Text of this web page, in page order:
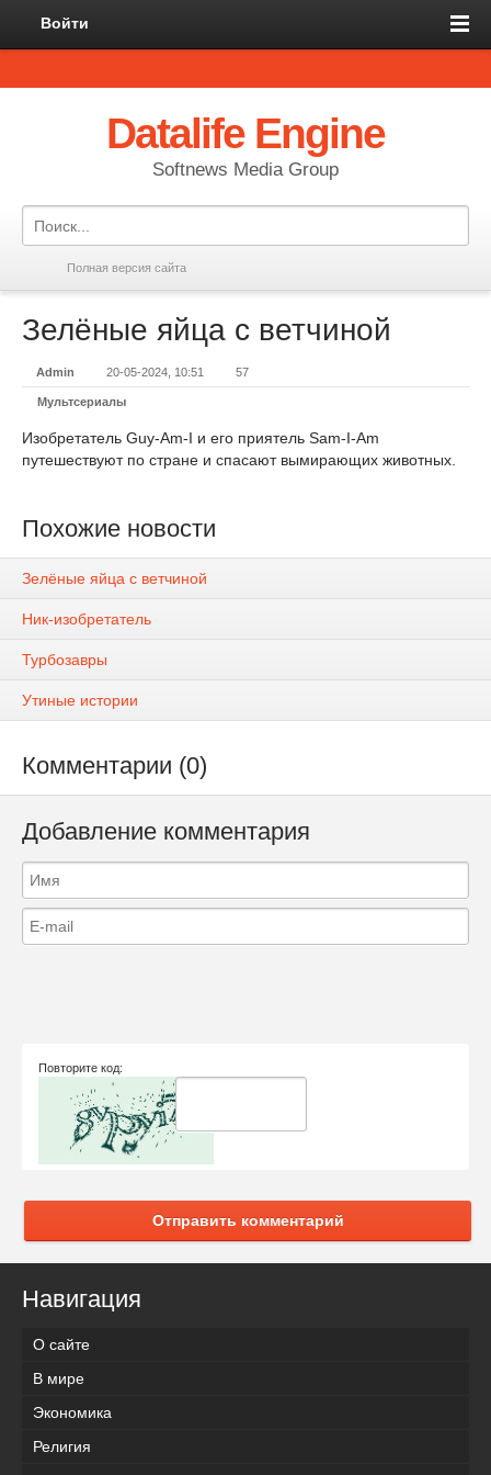
Войти
Datalife Engine
Softnews Media Group
Полная версия сайта
Зелёные яйца с ветчиной
Admin 20-05-2024, 10:51 57
Мультсериалы
Изобретатель Guy-Am-I и его приятель Sam-I-Am
путешествуют по стране и спасают вымирающих животных.
Похожие новости
Зелёные яйца с ветчиной
Ник-изобретатель
Турбозавры
Утиные истории
Комментарии (0)
Добавление комментария
Повторите код:
Отправить комментарий
Навигация
О сайте
В мире
Экономика
Религия